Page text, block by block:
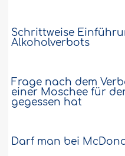
Schrittweise
Alkoholverbots
Frage nach dem
einer Moschee für
gegessen hat
Darf man bei